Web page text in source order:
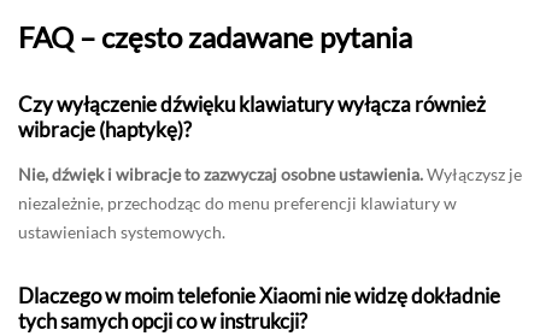
FAQ – często zadawane pytania
Czy wyłączenie dźwięku klawiatury wyłącza również
wibracje (haptykę)?
Nie, dźwięk i wibracje to zazwyczaj osobne ustawienia.Wyłączysz je
niezależnie, przechodząc do menu preferencji klawiatury w
ustawieniach systemowych.
Dlaczego w moim telefonie Xiaomi nie widzę dokładnie
tych samych opcji co w instrukcji?